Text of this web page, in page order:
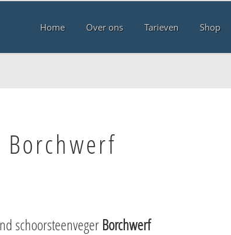
Home Over ons Tarieven Shop
Borchwerf
schoorsteenveger Borchwerf